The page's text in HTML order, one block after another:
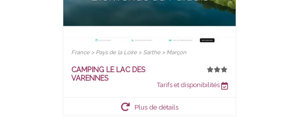
France > Pays de la Loire > Sarthe > Marçon
CAMPING LE LAC DES
VARENNES
Tarifs et disponibilités
Plus de détails